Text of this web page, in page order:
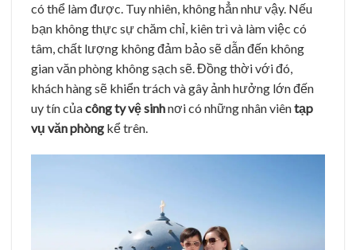
có thể làm được. Tuy nhiên, không hẳn như vậy. Nếu
bạn không thực sự chăm chỉ, kiên trì và làm việc có
tâm, chất lượng không đảm bảo sẽ dẫn đến không
gian văn phòng không sạch sẽ. Đồng thời với đó,
khách hàng sẽ khiển trách và gây ảnh hưởng lớn đến
uy tín củacông ty vệ sinhnơi có những nhân viêntạp
vụ văn phòng kể trên.